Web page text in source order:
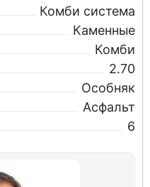
Комби система
Каменные
Комби
2.70
Особняк
Асфальт
6